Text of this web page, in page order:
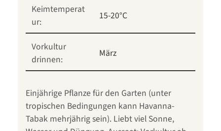
Keimtemperat
ur:
15-20°C
Vorkultur
drinnen:
März
Einjährige Pflanze für den Garten (unter
tropischen Bedingungen kann Havanna-
Tabak mehrjährig sein). Liebt viel Sonne,